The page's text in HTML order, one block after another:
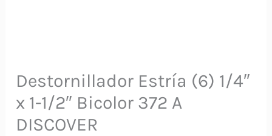
Destornillador Estría (6) 1/4″
x 1-1/2″ Bicolor 372 A
DISCOVER